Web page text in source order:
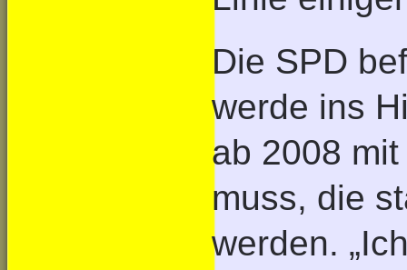
Die SPD
werde ins
ab 2008
muss, die
werden.